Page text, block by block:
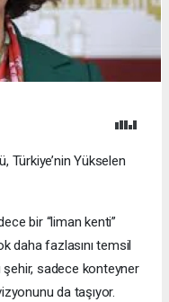
Türkiye’nin Yükselen
bir “liman kenti”
daha fazlasını temsil
şehir, sadece konteyner
da taşıyor.